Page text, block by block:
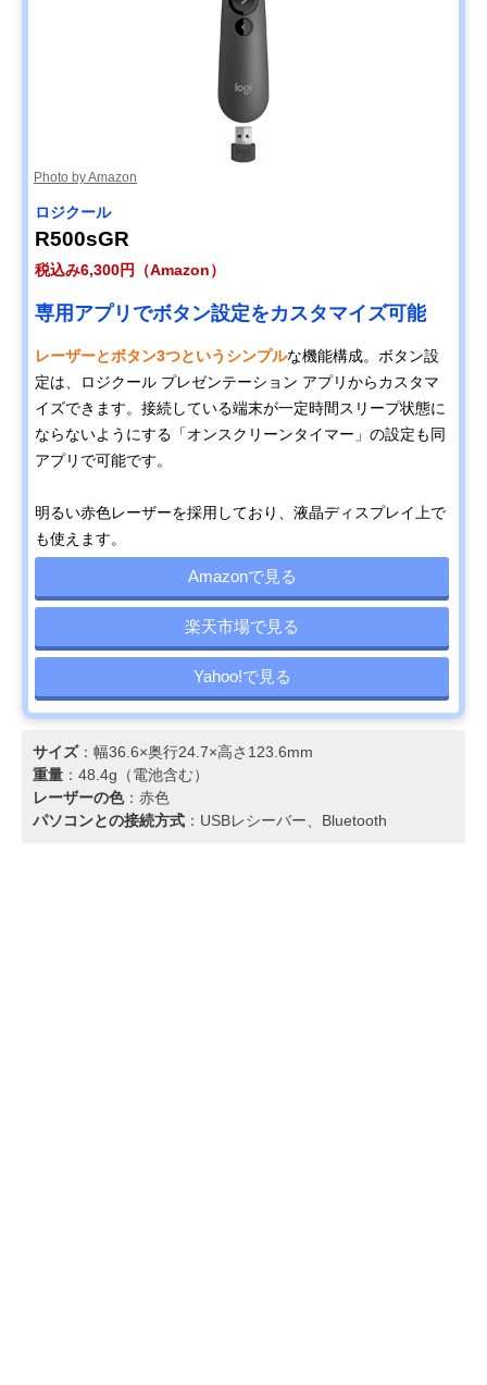
Photo by Amazon
ロジクール
R500sGR
税込み6,300円（Amazon）
専用アプリでボタン設定をカスタマイズ可能
レーザーとボタン3つというシンプルな機能構成。ボタン設
定は、ロジクール プレゼンテーション アプリからカスタマ
イズできます。接続している端末が一定時間スリープ状態に
ならないようにする「オンスクリーンタイマー」の設定も同
アプリで可能です。
明るい赤色レーザーを採用しており、液晶ディスプレイ上で
も使えます。
Amazonで見る
楽天市場で見る
Yahoo!で見る
サイズ：幅36.6×奥行24.7×高さ123.6mm
重量 ：48.4g（電池含む）
レーザーの色：赤色
パソコンとの接続方式 ：USBレシーバー、Bluetooth